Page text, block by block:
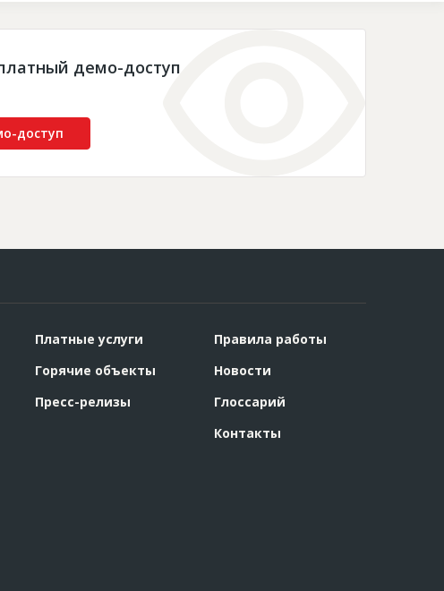
демо-доступ
доступ
Платные услуги
Горячие объекты
Пресс-релизы
Правила работы
Новости
Глоссарий
Контакты